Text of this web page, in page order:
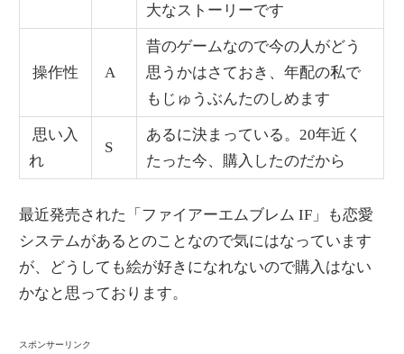
大なストーリーです
操作性 A
昔のゲームなので今の人がどう
思うかはさておき、年配の私で
もじゅうぶんたのしめます
思い入
れ
S
あるに決まっている。20年近く
たった今、購入したのだから
最近発売された「ファイアーエムブレム IF」も恋愛
システムがあるとのことなので気にはなっています
が、どうしても絵が好きになれないので購入はない
かなと思っております。
スポンサーリンク